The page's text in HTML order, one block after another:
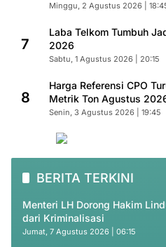
Minggu, 2 Agustus 2026 |
7
Laba Telkom Tumbuh
2026
Sabtu, 1 Agustus 2026 | 20:15
8
Harga Referensi CPO
Metrik Ton Agustus
Senin, 3 Agustus 2026 | 19:45
BERITA TERKINI
Menteri LH Dorong Hakim
dari Kriminalisasi
Jumat, 7 Agustus 2026 | 06:15